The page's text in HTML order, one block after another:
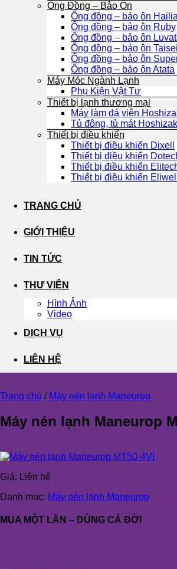
Ống Đồng – Bảo Ôn
Ống đồng – bảo ôn
Ống đồng – bảo ôn Ruby
Ống đồng – bảo ôn
Ống đồng – bảo ôn Taisei
Ống đồng – bảo ôn
Ống đồng – bảo ôn Atata
Máy Móc Ngành Lạnh
Phụ Kiện Vật Tư
Thiết bị lạnh thương mại
Máy làm đá viên
Tủ đông, tủ mát
Thiết bị điều khiển
Thiết bị điều khiển Dixell
Thiết bị điều khiển
Thiết bị điều khiển
Thiết bị điều khiển Eliwell
TRANG CHỦ
GIỚI THIỆU
TIN TỨC
THƯ VIỆN
Hình Ảnh
Video
DỊCH VỤ
LIÊN HỆ
Trang chủ / Máy nén lạnh Maneurop
Máy nén lạnh Maneurop
Giá: Liên hệ
Danh mục: Máy nén lạnh Maneurop
MUA MỘT LẦN – DÙNG CẢ ĐỜI